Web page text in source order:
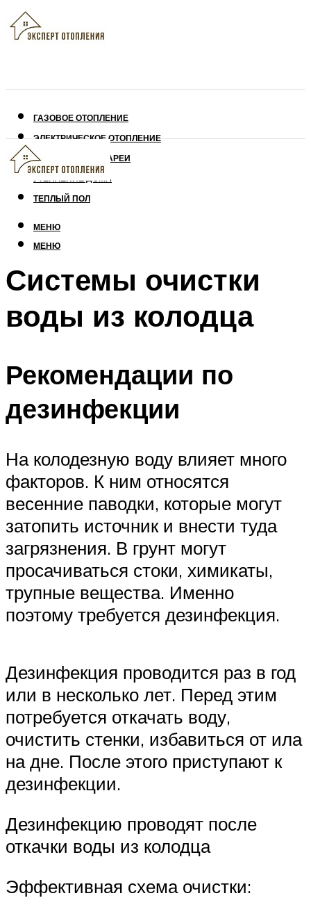
ГАЗОВОЕ ОТОПЛЕНИЕ
ЭЛЕКТРИЧЕСКОЕ ОТОПЛЕНИЕ
СОЛНЕЧНЫЕ БАТАРЕИ
УТЕПЛЕНИЕ ДОМА
ТЕПЛЫЙ ПОЛ
МЕНЮ
МЕНЮ
Системы очистки
воды из колодца
Рекомендации по
дезинфекции
На колодезную воду влияет много
факторов. К ним относятся
весенние паводки, которые могут
затопить источник и внести туда
загрязнения. В грунт могут
просачиваться стоки, химикаты,
трупные вещества. Именно
поэтому требуется дезинфекция.
Дезинфекция проводится раз в год
или в несколько лет. Перед этим
потребуется откачать воду,
очистить стенки, избавиться от ила
на дне. После этого приступают к
дезинфекции.
Дезинфекцию проводят после
откачки воды из колодца
Эффективная схема очистки: